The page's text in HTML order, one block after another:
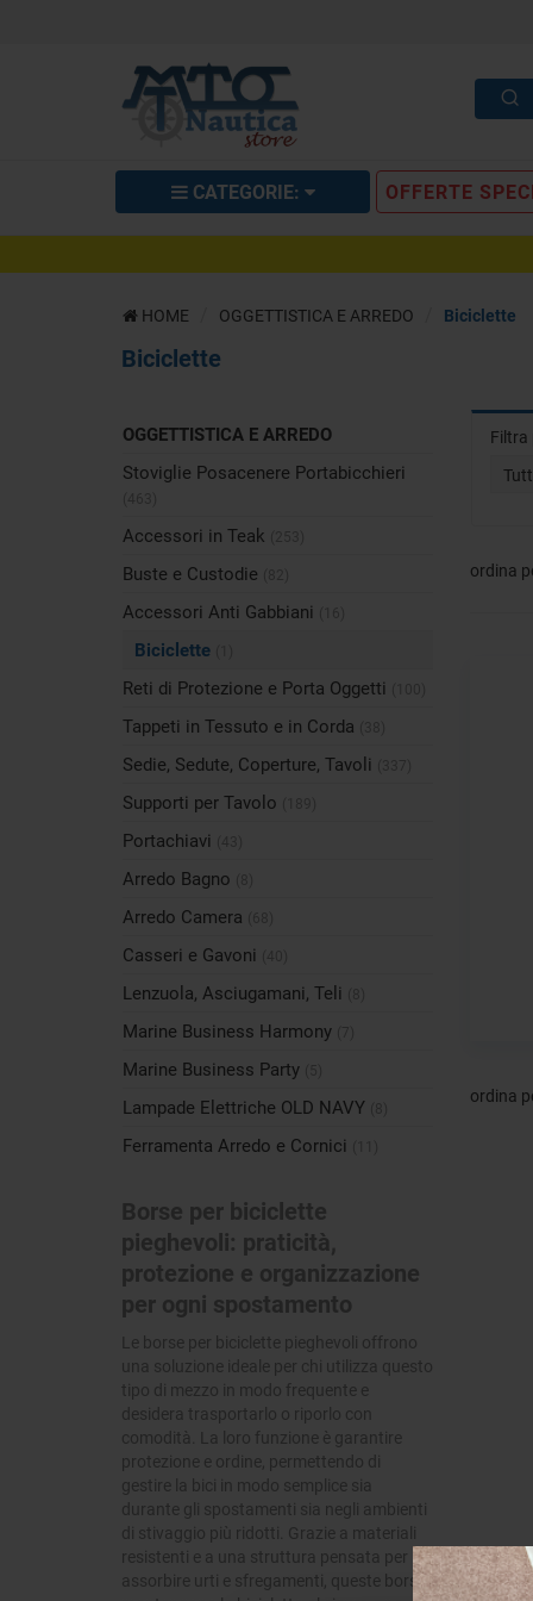
CATEGORIE: OFFERTE
HOME OGGETTISTICA E ARREDO Biciclette
Biciclette
OGGETTISTICA E ARREDO
Stoviglie Posacenere Portabicchieri
Accessori in Teak
Buste e Custodie
Accessori Anti Gabbiani
Biciclette
Reti di Protezione e Porta Oggetti
Tappeti in Tessuto e in Corda
Sedie, Sedute, Coperture, Tavoli
Supporti per Tavolo
Portachiavi
Arredo Bagno
Arredo Camera
Casseri e Gavoni
Lenzuola, Asciugamani, Teli
Marine Business Harmony
Marine Business Party
Lampade Elettriche OLD NAVY
Ferramenta Arredo e Cornici
Borse per biciclette
pieghevoli: praticità,
protezione e organizzazione
per ogni spostamento
Le borse per biciclette pieghevoli offrono
una soluzione ideale per chi utilizza questo
tipo di mezzo in modo frequente e
desidera trasportarlo o riporlo con
comodità. La loro funzione è garantire
protezione e ordine, permettendo di
gestire la bici in modo semplice sia
durante gli spostamenti sia negli ambienti
di stivaggio più ridotti. Grazie a materiali
resistenti e a una struttura pensata per
assorbire urti e sfregamenti, queste borse
Filtra
ordina
ordina